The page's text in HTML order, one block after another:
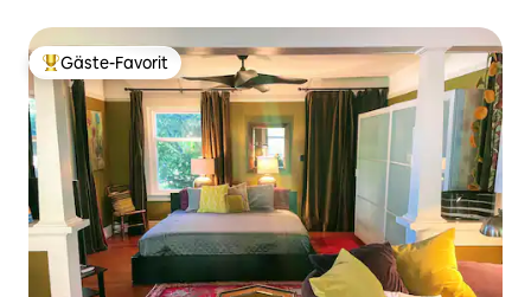
Beliebter Gäste-Favorit.
Gäste-Favorit